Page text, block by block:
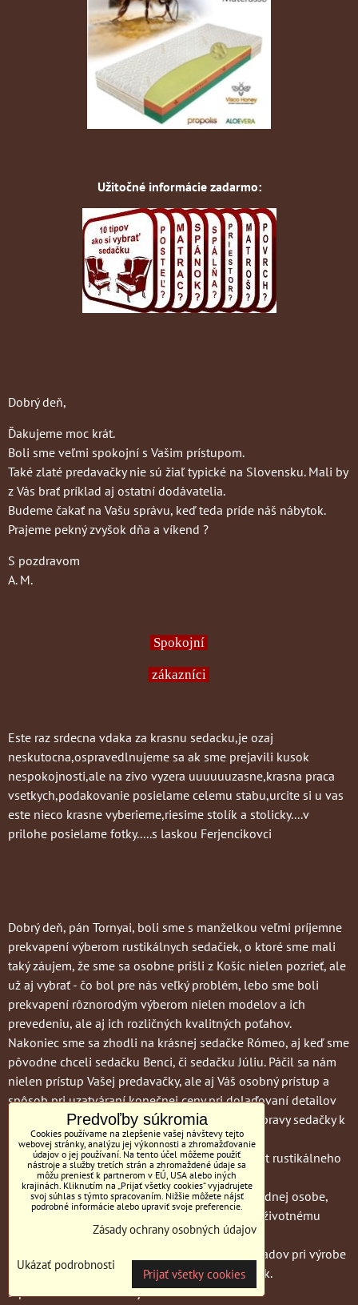
Užitočné informácie zadarmo:
Dobrý deň,
Ďakujeme moc krát.
Boli sme veľmi spokojní s Vašim prístupom.
Také zlaté predavačky nie sú žiaľ typické na Slovensku. Mali by
z Vás brať príklad aj ostatní dodávatelia.
Budeme čakať na Vašu správu, keď teda príde náš nábytok.
Prajeme pekný zvyšok dňa a víkend ?
S pozdravom
A. M.
Spokojní
zákazníci
Este raz srdecna vdaka za krasnu sedacku,je ozaj
neskutocna,ospravedlnujeme sa ak sme prejavili kusok
nespokojnosti,ale na zivo vyzera uuuuuuzasne,krasna praca
vsetkych,podakovanie posielame celemu stabu,urcite si u vas
este nieco krasne vyberieme,riesime stolík a stolicky....v
prilohe posielame fotky.....s laskou Ferjencikovci
Dobrý deň, pán Tornyai, boli sme s manželkou veľmi príjemne
prekvapení výberom rustikálnych sedačiek, o ktoré sme mali
taký záujem, že sme sa osobne prišli z Košíc nielen pozrieť, ale
už aj vybrať - čo bol pre nás veľký problém, lebo sme boli
prekvapení rôznorodým výberom nielen modelov a ich
prevedeniu, ale aj ich rozličných kvalitných poťahov.
Nakoniec sme sa zhodli na krásnej sedačke Rómeo, aj keď sme
pôvodne chceli sedačku Benci, či sedačku Júliu. Páčil sa nám
nielen prístup Vašej predavačky, ale aj Váš osobný prístup a
spôsob pri uzatváraní konečnej ceny pri dolaďovaní detailov
rozkladacieho mechanizmu ako aj spôsobu dopravy sedačky k
nám domov, do Košíc.
Taktiež nás veľmi pekne prekvapil Váš sortiment rustikálneho
nábytku, stien ako aj konferenčných stolíkov.
Sme radi, že sme stretli výrobcu aj predajcu v jednej osobe,
kde vidno, že sa naozaj naplno venuje svojmu životnému
Prajem Vám ešte veľa správnych a dobrých nápadov pri výrobe
Vášho naozaj vkusného nábytku ako aj sedačiek.
S pozdravom rodina Hojnošova z Košíc.
Predvoľby súkromia
Cookies používame na zlepšenie vašej návštevy tejto
webovej stránky, analýzu jej výkonnosti a zhromažďovanie
údajov o jej používaní. Na tento účel môžeme použiť
nástroje a služby tretích strán a zhromaždené údaje sa
môžu preniesť k partnerom v EÚ, USA alebo iných
krajinách. Kliknutím na „Prijať všetky cookies“ vyjadrujete
svoj súhlas s týmto spracovaním. Nižšie môžete nájsť
podrobné informácie alebo upraviť svoje preferencie.
Zásady ochrany osobných údajov
Ukázať podrobnosti
Prijať všetky cookies